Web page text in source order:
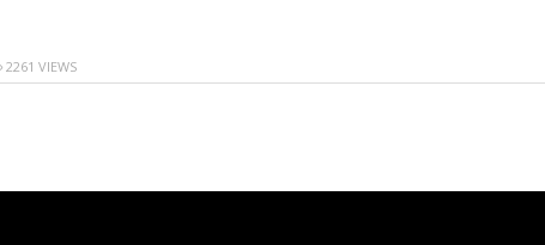
2261 VIEWS